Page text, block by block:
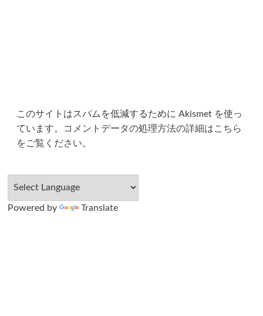
このサイトはスパムを低減するために Akismet を使っ
ています。
コメントデータの処理方法の詳細はこちら
をご覧ください。
Powered by Translate